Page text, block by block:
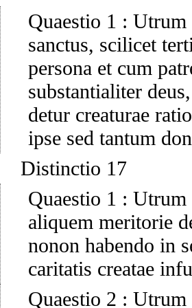
Quaestio 1 : Utrum
sanctus, scilicet
persona et cum
substantialiter
detur creaturae
ipse sed tantum
Distinctio 17
Quaestio 1 : Utrum
aliquem meritorie
nonon habendo in
caritatis creatae
Quaestio 2 : Utrum